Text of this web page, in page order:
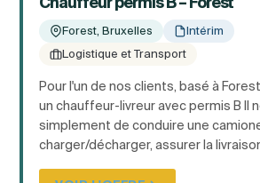
Forest, Bruxelles
Intérim
Logistique et Transport
Pour l'un de nos clients, basé à
un chauffeur-livreur avec permis B Il
simplement de conduire une
charger/décharger, assurer la